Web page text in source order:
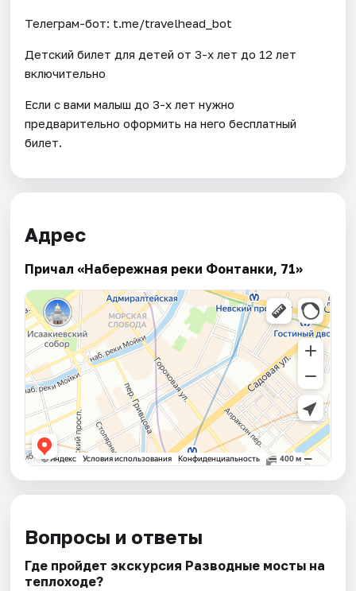
Телеграм-бот: t.me/travelhead_bot
Детский билет для детей от 3-х лет до 12 лет
включительно
Если с вами малыш до 3-х лет нужно
предварительно оформить на него бесплатный
билет.
Адрес
Причал «Набережная реки Фонтанки, 71»
Вопросы и ответы
Где пройдет экскурсия Разводные мосты на
теплоходе?